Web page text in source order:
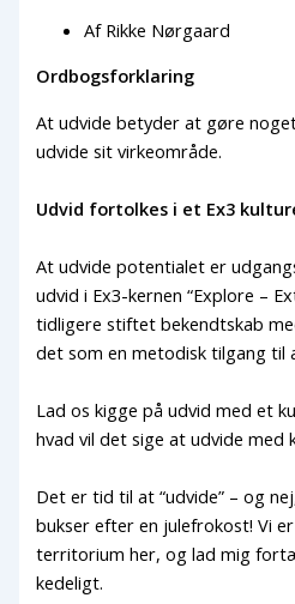
AfRikke Nørgaard
Ordbogsforklaring
At udvide betyder at gøre
udvide sit virkeområde.
Udvid fortolkes i et Ex3
At udvide potentialet er
udvid i Ex3-kernen “Explore –
tidligere stiftet bekendtskab
det som en metodisk tilgang til
Lad os kigge på udvid med et
hvad vil det sige at udvide med
Det er tid til at “udvide” – og
bukser efter en julefrokost! Vi
territorium her, og lad mig
kedeligt.